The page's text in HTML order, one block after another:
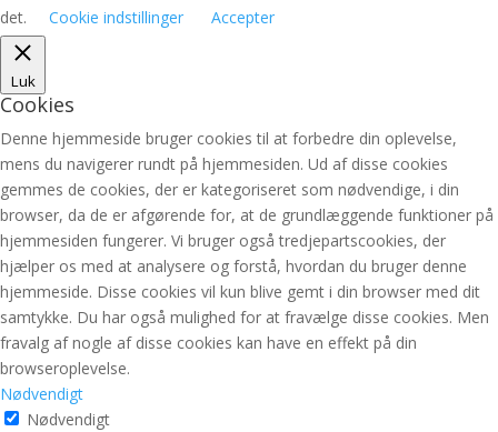
det.
Cookie indstillinger Accepter
Luk
Cookies
Denne hjemmeside bruger cookies til at forbedre din oplevelse,
mens du navigerer rundt på hjemmesiden. Ud af disse cookies
gemmes de cookies, der er kategoriseret som nødvendige, i din
browser, da de er afgørende for, at de grundlæggende funktioner på
hjemmesiden fungerer. Vi bruger også tredjepartscookies, der
hjælper os med at analysere og forstå, hvordan du bruger denne
hjemmeside. Disse cookies vil kun blive gemt i din browser med dit
samtykke. Du har også mulighed for at fravælge disse cookies. Men
fravalg af nogle af disse cookies kan have en effekt på din
browseroplevelse.
Nødvendigt
Nødvendigt